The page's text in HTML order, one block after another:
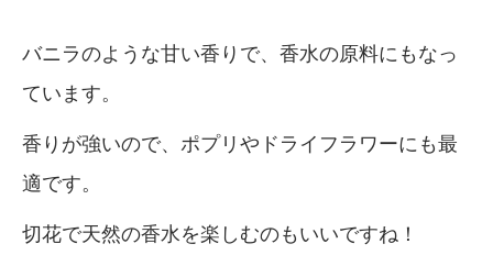
バニラのような甘い香りで、香水の原料にもなっ
ています。
香りが強いので、ポプリやドライフラワーにも最
適です。
切花で天然の香水を楽しむのもいいですね！